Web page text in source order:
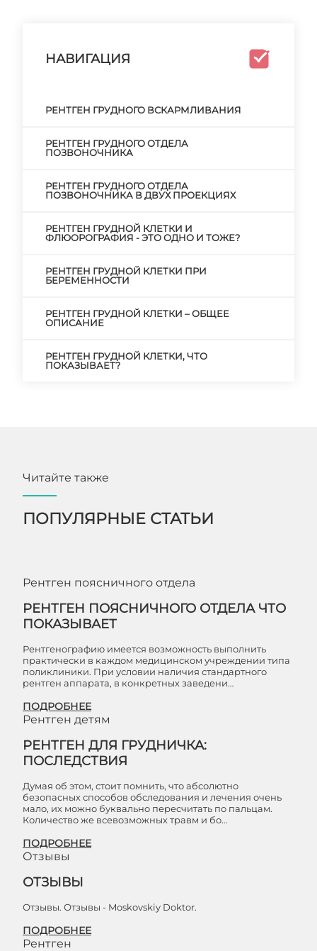
НАВИГАЦИЯ
РЕНТГЕН ГРУДНОГО ВСКАРМЛИВАНИЯ
РЕНТГЕН ГРУДНОГО ОТДЕЛА
ПОЗВОНОЧНИКА
РЕНТГЕН ГРУДНОГО ОТДЕЛА
ПОЗВОНОЧНИКА В ДВУХ ПРОЕКЦИЯХ
РЕНТГЕН ГРУДНОЙ КЛЕТКИ И
ФЛЮОРОГРАФИЯ - ЭТО ОДНО И ТОЖЕ?
РЕНТГЕН ГРУДНОЙ КЛЕТКИ ПРИ
БЕРЕМЕННОСТИ
РЕНТГЕН ГРУДНОЙ КЛЕТКИ – ОБЩЕЕ
ОПИСАНИЕ
РЕНТГЕН ГРУДНОЙ КЛЕТКИ, ЧТО
ПОКАЗЫВАЕТ?
Читайте также
ПОПУЛЯРНЫЕ СТАТЬИ
Рентген поясничного отдела
РЕНТГЕН ПОЯСНИЧНОГО ОТДЕЛА ЧТО
ПОКАЗЫВАЕТ
Рентгенографию имеется возможность выполнить
практически в каждом медицинском учреждении типа
поликлиники. При условии наличия стандартного
рентген аппарата, в конкретных заведени…
ПОДРОБНЕЕ
Рентген детям
РЕНТГЕН ДЛЯ ГРУДНИЧКА:
ПОСЛЕДСТВИЯ
Думая об этом, стоит помнить, что абсолютно
безопасных способов обследования и лечения очень
мало, их можно буквально пересчитать по пальцам.
Количество же всевозможных травм и бо…
ПОДРОБНЕЕ
Отзывы
ОТЗЫВЫ
Отзывы. Отзывы - Moskovskiy Doktor.
ПОДРОБНЕЕ
Рентген